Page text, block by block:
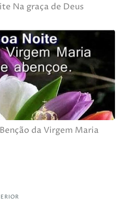
Na graça de Deus
da Virgem Maria